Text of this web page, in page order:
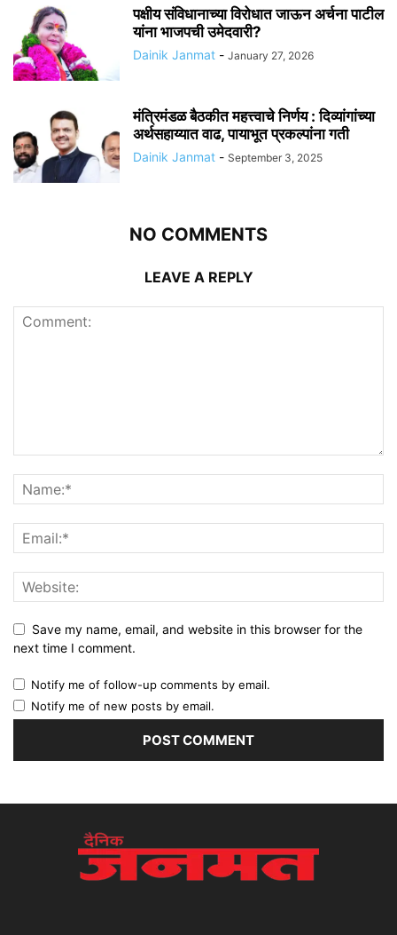
पक्षीय संविधानाच्या विरोधात जाऊन अर्चना पाटील
यांना भाजपची उमेदवारी?
Dainik Janmat - January 27, 2026
मंत्रिमंडळ बैठकीत महत्त्वाचे निर्णय : दिव्यांगांच्या
अर्थसहाय्यात वाढ, पायाभूत प्रकल्पांना गती
Dainik Janmat - September 3, 2025
NO COMMENTS
LEAVE A REPLY
Save my name, email, and website in this browser for the
next time I comment.
Notify me of follow-up comments by email.
Notify me of new posts by email.